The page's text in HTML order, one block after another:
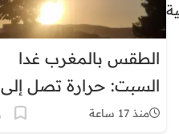
الطقس بالمغرب غدا
السبت: حرارة تصل إلى
45 درجة وزخات رعديةمنذ 17 ساعة